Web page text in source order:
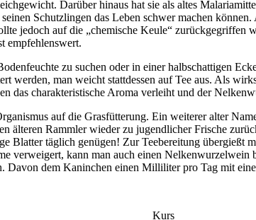
Darüber hinaus hat sie als altes
Schutzlingen das Leben schwer machen
jedoch auf die „chemische Keule“ zurückgegriffen
empfehlenswert.
zu suchen oder in einer halbschattigen
werden, man weicht stattdessen auf Tee aus. Als
das charakteristische Aroma verleiht und der
auf die Grasfütterung. Ein weiterer alter
älteren Rammler wieder zu jugendlicher Frische
Blatter täglich genügen! Zur Teebereitung übergießt
verweigert, kann man auch einen
dem Kaninchen einen Milliliter pro Tag mit
Kurs